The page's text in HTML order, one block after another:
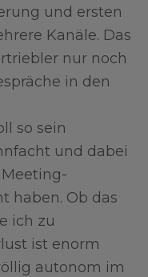
und ersten
Kanäle. Das
nur noch
in den
so sein
und dabei
haben. Ob das
ich zu
ist enorm
autonom im